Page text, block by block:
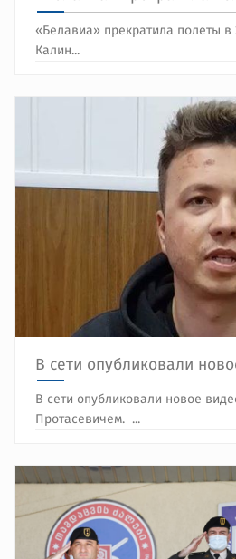
«Белавиа» прекратила полеты в
Калин...
В сети опубликовали
В сети опубликовали новое
Протасевичем. ...